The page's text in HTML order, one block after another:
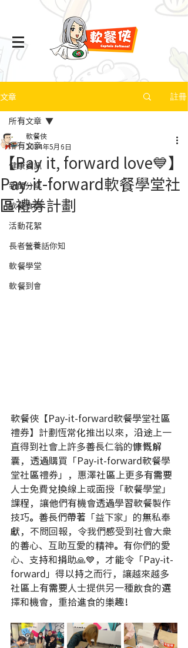
文章 註冊
所有文章
健康資訊
新聞分享
軟餐食譜
活動花絮
長者營養話你知
軟餐學堂
軟餐到會
所有文章
【Pay it, forward love💙】
Pay-it-forward軟餐學堂社
區禮券計劃
軟餐俠
2024年5月6日
軟餐俠【Pay-it-forward軟餐學堂社區
禮券】計劃恆常化推出以來，沿途上一
直得到社會上許多善長仁翁的慷慨解
囊，透過購買「Pay-it-forward軟餐學
堂社區禮券」，惠澤社區上更多有需要
人士免費兌換線上或面授「軟餐學堂」
課程，讓他們有機會透過學習軟餐製作
技巧。善長們帶著「益下家」的無私奉
獻，不問回報，令我們感受到社會大衆
的善心、互助互愛的精神。有你們的愛
心、支持和捐助🙏💙，才能令「Pay-it-
forward」得以持之而行，讓越來越多
社區上有需要人士提供另一種飲食的選
擇和機會，重拾進食的樂趣！